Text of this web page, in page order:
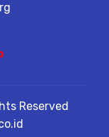
Reserved